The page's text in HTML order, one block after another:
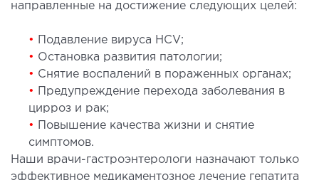
направленные на достижение следующих целей:
•
Подавление вируса HCV;
• Остановка развития патологии;
• Снятие воспалений в пораженных органах;
•
Предупреждение перехода заболевания в
цирроз и рак;
•
Повышение качества жизни и снятие
симптомов.
Наши врачи-гастроэнтерологи назначают только
эффективное медикаментозное лечение гепатита